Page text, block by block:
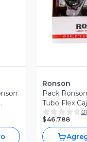
Ronson
Pack
Tubo Flex
0(
$46.788